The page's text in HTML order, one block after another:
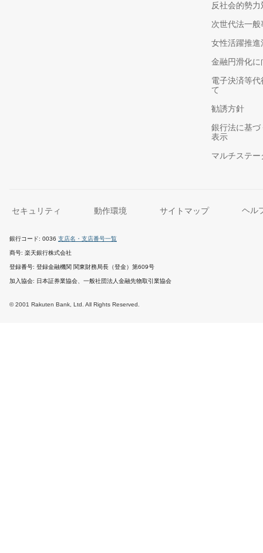
反社会的勢
次世代法一
女性活躍推
金融円滑化
電子決済等
て
勧誘方針
銀行法に基
表示
マルチステ
セキュリティ 動作環境 サイトマップ ヘル
銀行コード 0036 支店名・支店番号一覧
商号 楽天銀行株式会社
登録番号 登録金融機関 関東財務局長（登金）第609号
加入協会 日本証券業協会、一般社団法人金融先物取引業協会
© 2001 Rakuten Bank, Ltd. All Rights Reserved.